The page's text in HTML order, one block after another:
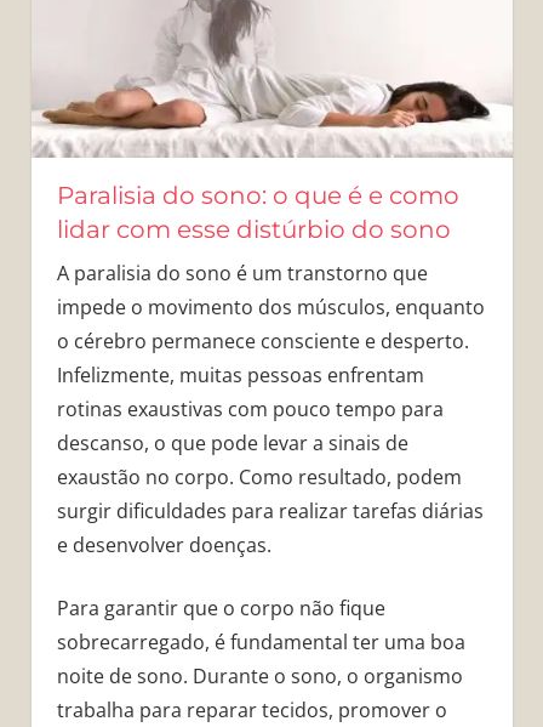
Paralisia do sono: o que é e como
lidar com esse distúrbio do sono
A paralisia do sono é um transtorno que
impede o movimento dos músculos, enquanto
o cérebro permanece consciente e desperto.
Infelizmente, muitas pessoas enfrentam
rotinas exaustivas com pouco tempo para
descanso, o que pode levar a sinais de
exaustão no corpo. Como resultado, podem
surgir dificuldades para realizar tarefas diárias
e desenvolver doenças.
Para garantir que o corpo não fique
sobrecarregado, é fundamental ter uma boa
noite de sono. Durante o sono, o organismo
trabalha para reparar tecidos, promover o